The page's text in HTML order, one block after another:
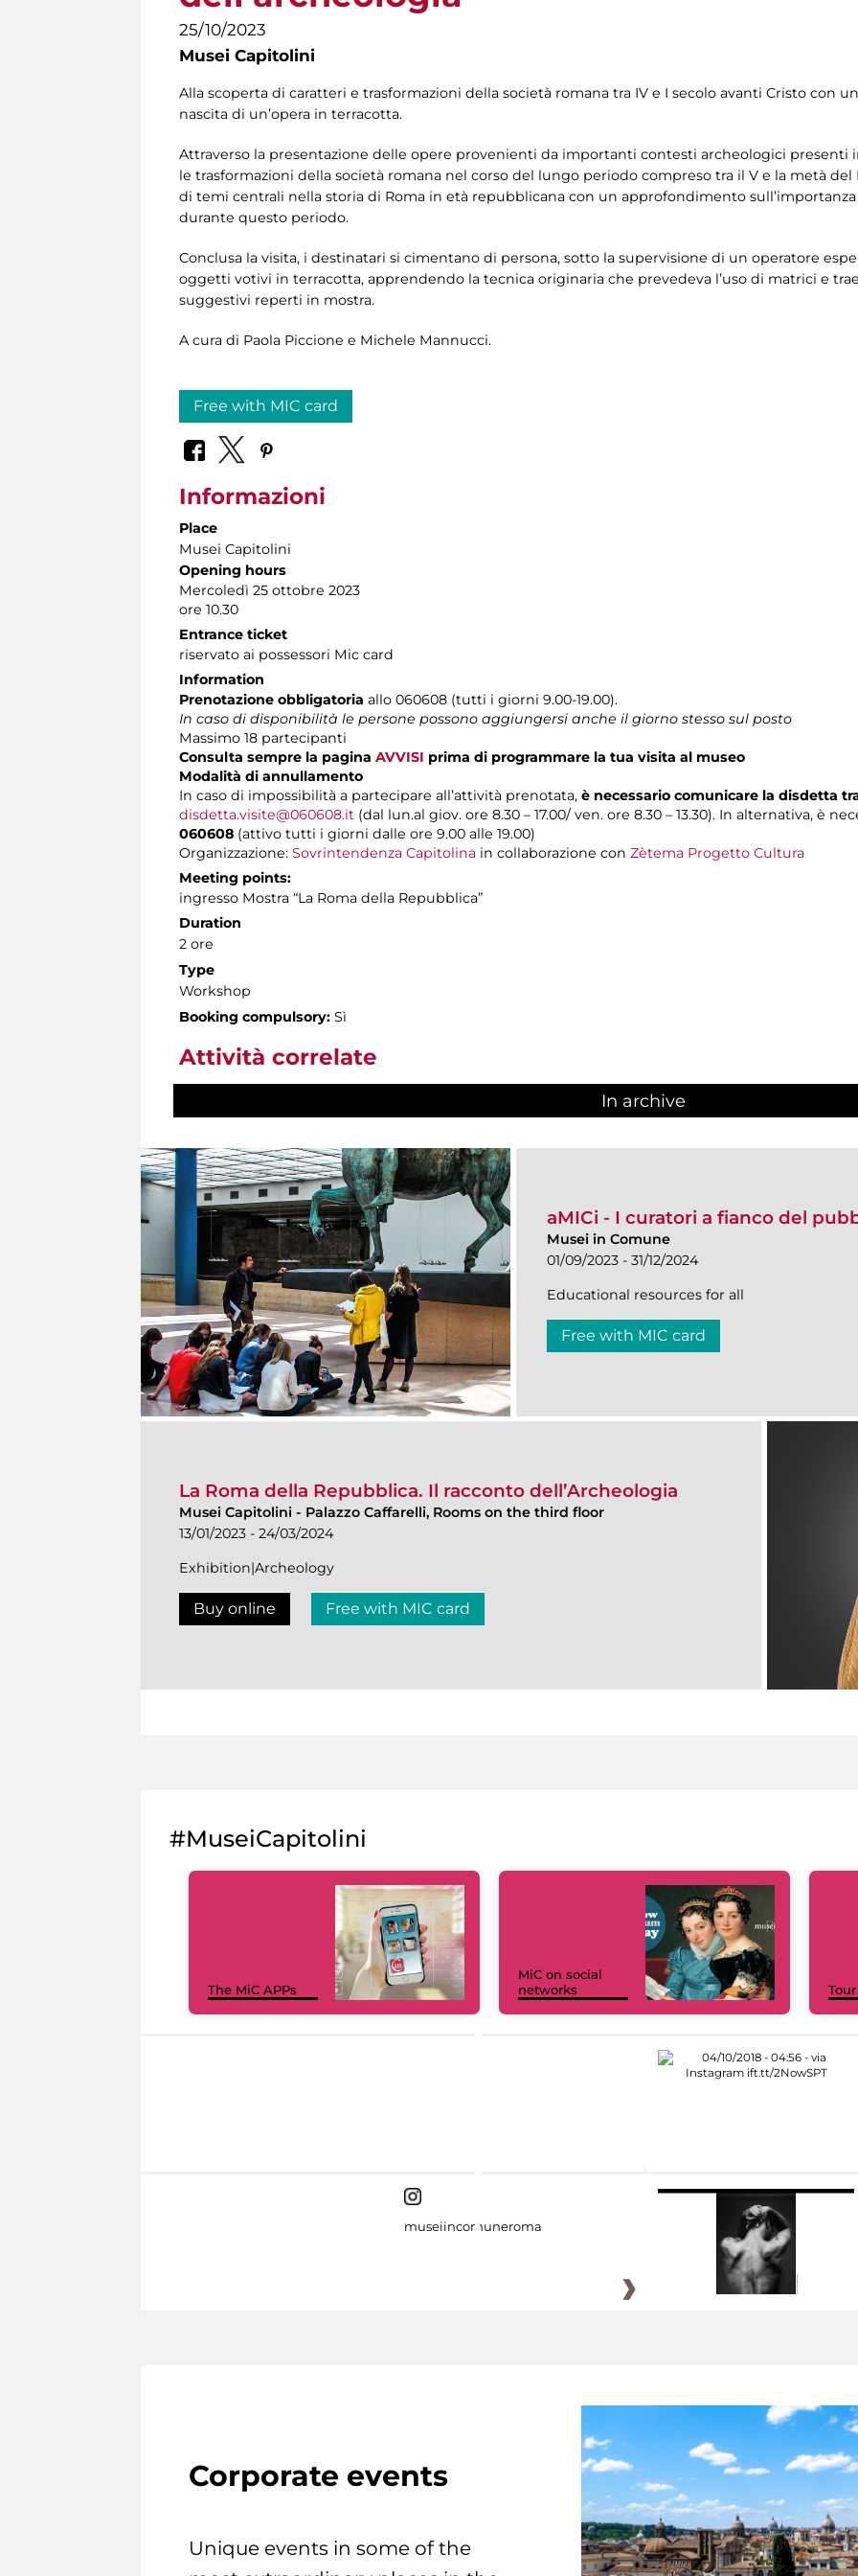
25/10/2023
Musei Capitolini
Alla scoperta di caratteri e trasformazioni della società romana tra IV e I secolo avanti Cristo con
nascita di un’opera in terracotta.
Attraverso la presentazione delle opere provenienti da importanti contesti archeologici presenti
le trasformazioni della società romana nel corso del lungo periodo compreso tra il V e la metà del
di temi centrali nella storia di Roma in età repubblicana con un approfondimento
durante questo periodo.
Conclusa la visita, i destinatari si cimentano di persona, sotto la supervisione di un operatore
oggetti votivi in terracotta, apprendendo la tecnica originaria che prevedeva l’uso di matrici e
suggestivi reperti in mostra.
A cura di Paola Piccione e Michele Mannucci.
Free with MIC card
Informazioni
Place
Musei Capitolini
Opening hours
Mercoledì 25 ottobre 2023
ore 10.30
Entrance ticket
riservato ai possessori Mic card
Information
Prenotazione obbligatoria allo 060608 (tutti i giorni 9.00-19.00).
In caso di disponibilità le persone possono aggiungersi anche il giorno stesso sul posto
Massimo 18 partecipanti
Consulta sempre la pagina AVVISI prima di programmare la tua visita al museo
Modalità di annullamento
In caso di impossibilità a partecipare all’attività prenotata, è necessario comunicare la disdetta
disdetta.visite@060608.it (dal lun.al giov. ore 8.30 – 17.00/ ven. ore 8.30 – 13.30). In alternativa, è
060608 (attivo tutti i giorni dalle ore 9.00 alle 19.00)
Organizzazione: Sovrintendenza Capitolina in collaborazione con Zètema Progetto Cultura
Meeting points:
ingresso Mostra “La Roma della Repubblica”
Duration
2 ore
Type
Workshop
Booking compulsory: Sì
Attività correlate
In archive
aMICi - I curatori a fianco del
Musei in Comune
01/09/2023 - 31/12/2024
Educational resources for all
Free with MIC card
La Roma della Repubblica. Il racconto dell’Archeologia
Musei Capitolini - Palazzo Caffarelli, Rooms on the third floor
13/01/2023 - 24/03/2024
Exhibition|Archeology
Buy online Free with MIC card
#MuseiCapitolini
The MiC APPs
MiC on social
networks
museiincomuneroma
Corporate events
Unique events in some of the